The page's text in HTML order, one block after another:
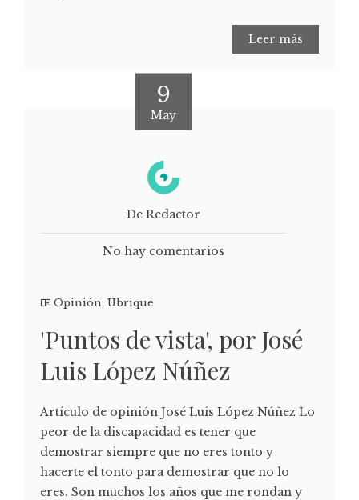
Leer más
9
May
De Redactor
No hay comentarios
Opinión, Ubrique
'Puntos de vista', por José
Luis López Núñez
Artículo de opinión José Luis López Núñez Lo
peor de la discapacidad es tener que
demostrar siempre que no eres tonto y
hacerte el tonto para demostrar que no lo
eres. Son muchos los años que me rondan y